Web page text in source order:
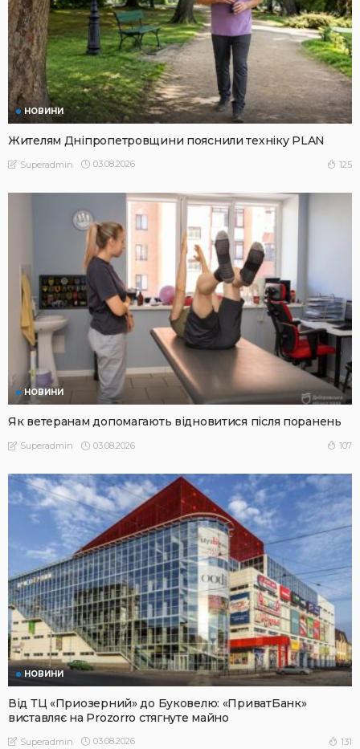
НОВИНИ
Жителям Дніпропетровщини пояснили техніку PLAN
Superadmin 03.08.2026 125
НОВИНИ
Як ветеранам допомагають відновитися після поранень
Superadmin 03.08.2026 107
НОВИНИ
Від ТЦ «Приозерний» до Буковелю: «ПриватБанк»
виставляє на Prozorro стягнуте майно
Superadmin 03.08.2026 131